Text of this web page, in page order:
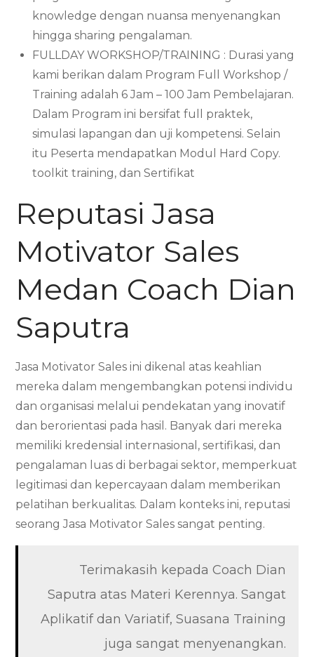
knowledge dengan nuansa menyenangkan
hingga sharing pengalaman.
FULLDAY WORKSHOP/TRAINING : Durasi yang
kami berikan dalam Program Full Workshop /
Training adalah 6 Jam – 100 Jam Pembelajaran.
Dalam Program ini bersifat full praktek,
simulasi lapangan dan uji kompetensi. Selain
itu Peserta mendapatkan Modul Hard Copy.
toolkit training, dan Sertifikat
Reputasi Jasa
Motivator Sales
Medan Coach Dian
Saputra
Jasa Motivator Sales ini dikenal atas keahlian
mereka dalam mengembangkan potensi individu
dan organisasi melalui pendekatan yang inovatif
dan berorientasi pada hasil. Banyak dari mereka
memiliki kredensial internasional, sertifikasi, dan
pengalaman luas di berbagai sektor, memperkuat
legitimasi dan kepercayaan dalam memberikan
pelatihan berkualitas. Dalam konteks ini, reputasi
seorang Jasa Motivator Sales sangat penting.
Terimakasih kepada Coach Dian
Saputra atas Materi Kerennya. Sangat
Aplikatif dan Variatif, Suasana Training
juga sangat menyenangkan.